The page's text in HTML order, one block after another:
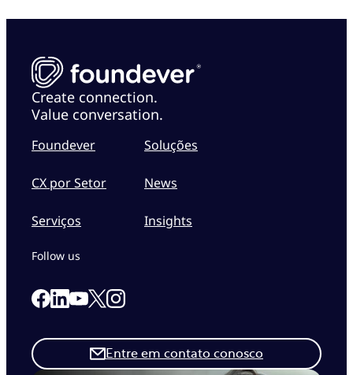
Create connection.
Value conversation.
Foundever
CX por Setor
Serviços
Soluções
News
Insights
Entre em contato conosco
Follow us
Link to our Facebook page
Link to our Linkedin page
Link to our Youtube page
Link to our X page
Link to our Instagram page